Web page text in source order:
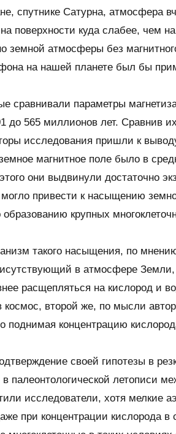
спутнике Сатурна, атмосфера
поверхности куда слабее, чем
земной атмосферы без
на нашей планете был бы
сравнивали параметры
до 565 миллионов лет. Сравнив
исследования пришли к
магнитное поле было в
они выдвинули достаточно
могло привести к насыщению
образованию крупных
такого насыщения, по
в атмосфере
расщепляться на кислород и
космос, второй же, по мысли
поднимая концентрацию
своей гипотезы в
в палеонтологической летописи
исследователи, хотя мелкие
при концентрации кислорода